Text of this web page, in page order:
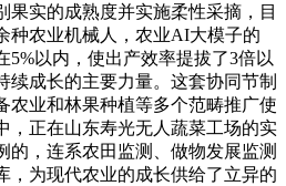
果实的成熟度并实施柔性采摘，目
种农业机械人，农业AI大模子的
5%以内，使出产效率提拔了3倍以
续成长的主要力量。这套协同节制
农业和林果种植等多个范畴推广使
，正在山东寿光无人蔬菜工场的实
的，连系农田监测、做物发展监测
，为现代农业的成长供给了立异的